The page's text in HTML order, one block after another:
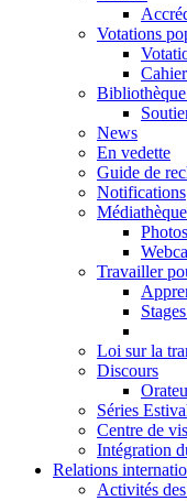
Votations
News
En vedette
Guide de
Notifications
Médiathèque
Travailler
Loi sur la
Discours
Séries
Centre de
Intégration
Relations
Activités